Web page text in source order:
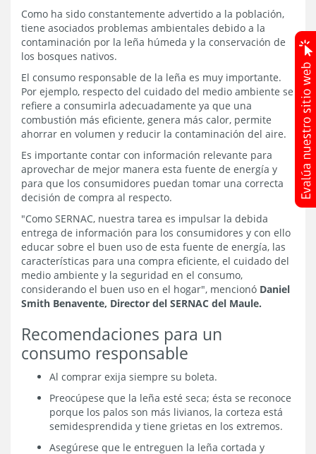
Como ha sido constantemente advertido a la población,
tiene asociados problemas ambientales debido a la
contaminación por la leña húmeda y la conservación de
los bosques nativos.
El consumo responsable de la leña es muy importante.
Por ejemplo, respecto del cuidado del medio ambiente se
refiere a consumirla adecuadamente ya que una
combustión más eficiente, genera más calor, permite
ahorrar en volumen y reducir la contaminación del aire.
Es importante contar con información relevante para
aprovechar de mejor manera esta fuente de energía y
para que los consumidores puedan tomar una correcta
decisión de compra al respecto.
"Como SERNAC, nuestra tarea es impulsar la debida
entrega de información para los consumidores y con ello
educar sobre el buen uso de esta fuente de energía, las
características para una compra eficiente, el cuidado del
medio ambiente y la seguridad en el consumo,
considerando el buen uso en el hogar", mencionó Daniel
Smith Benavente, Director del SERNAC del Maule.
Recomendaciones para un
consumo responsable
Al comprar exija siempre su boleta.
Preocúpese que la leña esté seca; ésta se reconoce
porque los palos son más livianos, la corteza está
semidesprendida y tiene grietas en los extremos.
Asegúrese que le entreguen la leña cortada y